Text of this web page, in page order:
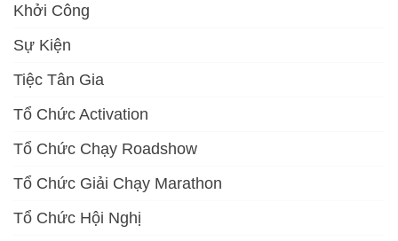
Khởi Công
Sự Kiện
Tiệc Tân Gia
Tổ Chức Activation
Tổ Chức Chạy Roadshow
Tổ Chức Giải Chạy Marathon
Tổ Chức Hội Nghị